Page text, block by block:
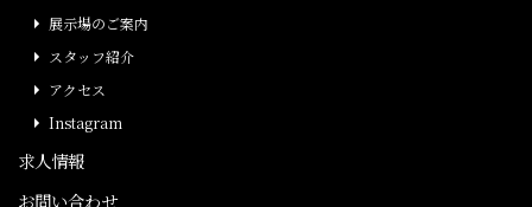
展示場のご案内
スタッフ紹介
アクセス
Instagram
求人情報
お問い合わせ